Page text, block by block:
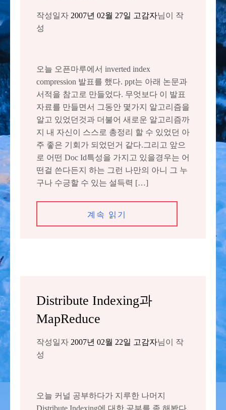
작성일자 2007년 02월 27일 고감자님이 작
성
오늘 오픈마루에서 inverted index
compression 발표를 했다. ppt는 아래 논문과
서적을 참고로 만들었다. 무엇보다 이 발표
자료를 만들면서 그동안 몇가지 알고리즘을
알고 있었던것과 더불어 새로운 알고리즘까
지 내 자신이 스스로 총정리 할 수 있었던 아
주 좋은 기회가 되었던거 같다.그리고 앞으
로 어떤 Doc Id특성을 가지고 있을경우는 어
떤걸 쓴다든지 하는 그런 나만의 아니 그 누
구나 수긍할 수 있는 설득력 […]
계속 읽기
Distribute Indexing과
MapReduce
작성일자 2007년 02월 22일 고감자님이 작
성
오늘 커널 공부하다가 지루한 나머지
Distribute Indexing에 대한 공부를 좀 해봤다.